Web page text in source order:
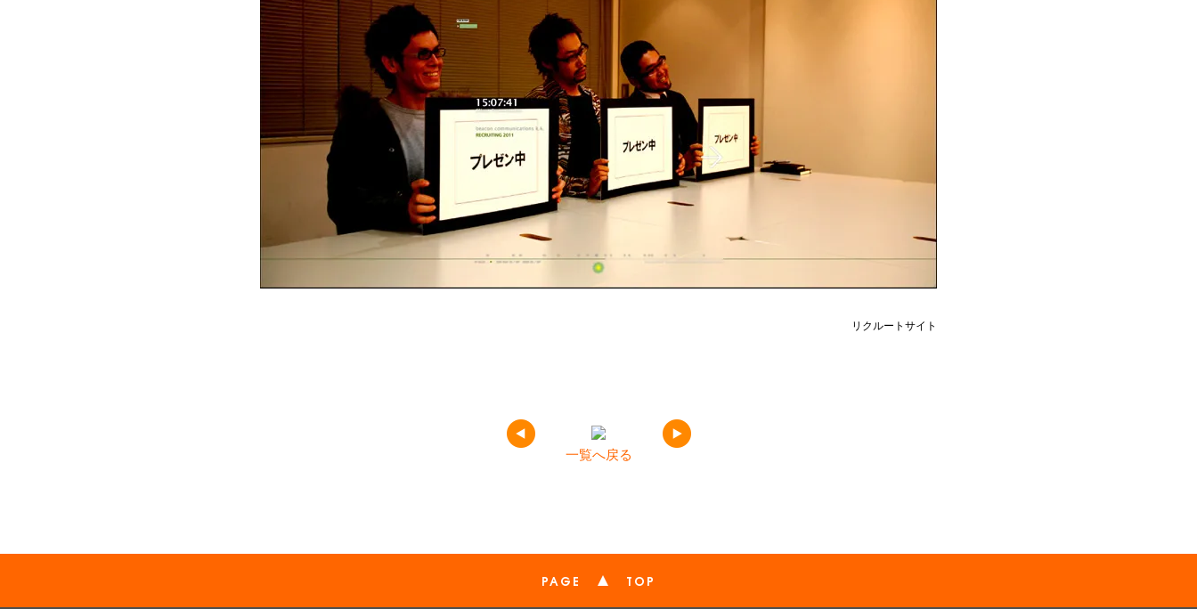
リクルートサイト
一覧へ戻る
PAGE TOP